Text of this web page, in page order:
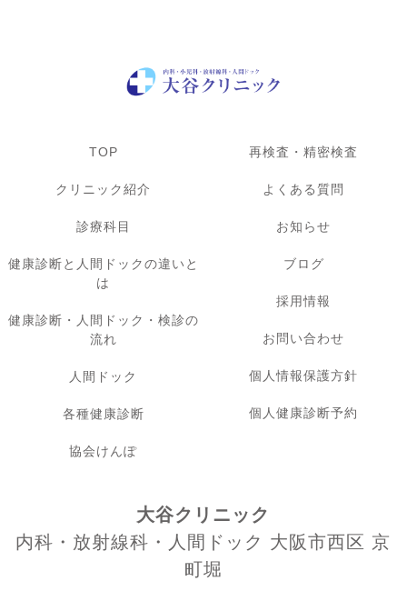
TOP
クリニック紹介
診療科目
健康診断と人間ドックの違いと
は
健康診断・人間ドック・検診の
流れ
人間ドック
各種健康診断
協会けんぽ
再検査・精密検査
よくある質問
お知らせ
ブログ
採用情報
お問い合わせ
個人情報保護方針
個人健康診断予約
大谷クリニック
内科・放射線科・人間ドック 大阪市西区 京
町堀